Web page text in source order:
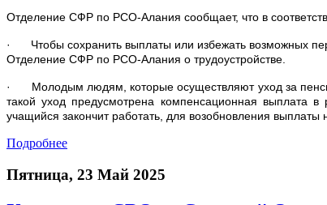
Отделение СФР по РСО-Алания сообщает, что в
· Чтобы сохранить выплаты или избежать возможных
Отделение СФР по РСО-Алания о трудоустройстве.
· Молодым людям, которые осуществляют уход за
такой уход предусмотрена компенсационная выплата
учащийся закончит работать, для возобновления
Подробнее
Пятница, 23 Май 2025